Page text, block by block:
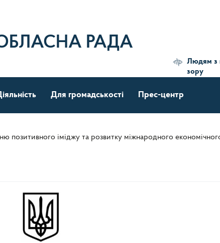
РАДА
Людям з
зору
Для громадськості Прес-центр
іміджу та розвитку міжнародного